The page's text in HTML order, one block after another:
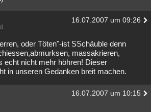
16.07.2007 um 09:26
oder Töten"-ist SSchäuble denn
massakrieren,
echt nicht mehr höhren! Dieser
in unseren Gedanken breit machen.
16.07.2007 um 10:15